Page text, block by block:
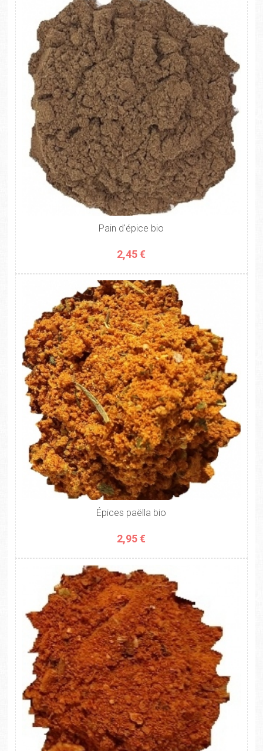
Pain d'épice bio
2,45 €
Épices paëlla bio
2,95 €